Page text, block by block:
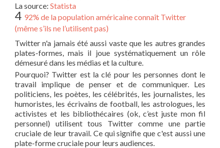
La source: Statista
4 92% de la population américaine connaît Twitter
(même s’ils ne l’utilisent pas)
Twitter n'a jamais été aussi vaste que les autres grandes
plates-formes, mais il joue systématiquement un rôle
démesuré dans les médias et la culture.
Pourquoi? Twitter est la clé pour les personnes dont le
travail implique de penser et de communiquer. Les
politiciens, les poètes, les célébrités, les journalistes, les
humoristes, les écrivains de football, les astrologues, les
activistes et les bibliothécaires (ok, c’est juste mon fil
personnel) utilisent tous Twitter comme une partie
cruciale de leur travail. Ce qui signifie que c'est aussi une
plate-forme cruciale pour leurs audiences.